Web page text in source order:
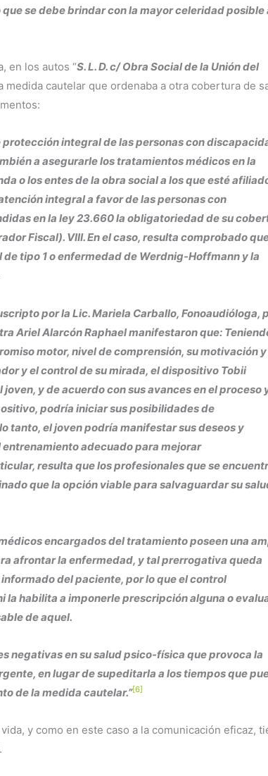
se debe brindar con la mayor celeridad posible
en los autos “S. L. D. c/ Obra Social de la Unión del
medida cautelar que ordenaba a otra cobertura de
protección integral de las personas con
a asegurarle los tratamientos médicos en la
o los entes de la obra social a los que esté
integral a favor de las personas con
en la ley 23.660 la obligatoriedad de su
Fiscal). VIII. En el caso, resulta comprobado
tipo 1 o enfermedad de Werdnig-Hoffmann y la
por la Lic. Mariela Carballo, Fonoaudióloga,
Ariel Alarcón Raphael manifestaron que:
motor, nivel de comprensión, su motivación
y el control de su mirada, el dispositivo Tobii
y de acuerdo con sus avances en el proceso
podría iniciar sus posibilidades de
tanto, el joven podría manifestar sus deseos y
adecuado para mejorar
resulta que los profesionales que se
que la opción viable para salvaguardar su
encargados del tratamiento poseen una
afrontar la enfermedad, y tal prerrogativa queda
del paciente, por lo que el control
habilita a imponerle prescripción alguna o
de aquel.
negativas en su salud psico-física que provoca la
en lugar de supeditarla a los tiempos que
de la medida cautelar.”[6]
y como en este caso a la comunicación eficaz,